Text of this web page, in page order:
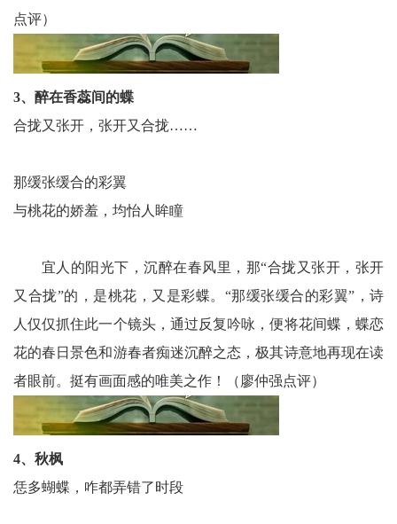
民
与
制
间
人
才
库
点评）
3、醉在香蕊间的蝶
合拢又张开，张开又合拢……
那缓张缓合的彩翼
与桃花的娇羞，均怡人眸瞳
宜人的阳光下，沉醉在春风里，那“合拢又张开，张开
又合拢”的，是桃花，又是彩蝶。“那缓张缓合的彩翼”，诗
人仅仅抓住此一个镜头，通过反复吟咏，便将花间蝶，蝶恋
花的春日景色和游春者痴迷沉醉之态，极其诗意地再现在读
者眼前。挺有画面感的唯美之作！（廖仲强点评）
4、秋枫
恁多蝴蝶，咋都弄错了时段